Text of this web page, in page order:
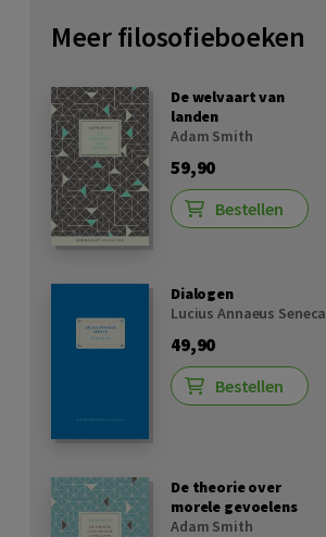
Meer filosofieboeken
De welvaart van
landen
Adam Smith
59,90
Bestellen
Dialogen
Lucius Annaeus Seneca
49,90
Bestellen
De theorie over
morele gevoelens
Adam Smith